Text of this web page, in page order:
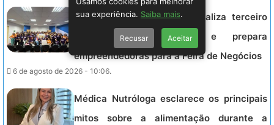
Projeto Energia Feminina realiza terceiro
Encontro de Conexão e prepara
empreendedoras para a Feira de Negócios
6 de agosto de 2026 - 10:06.
Médica Nutróloga esclarece os principais
mitos sobre a alimentação durante a
sua experiência. Saiba mais
Recusar Aceitar